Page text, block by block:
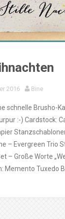
2016 Bine
schnelle Brusho-
:-) Cardstock:
– Evergreen Trio
– Große Worte
Memento Tuxedo